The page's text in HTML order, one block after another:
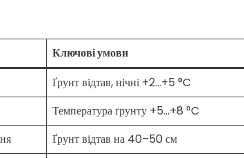
Ключові умови
Ґрунт відтав, нічні +2…+5 °C
Температура ґрунту +5…+8 °C
Ґрунт відтав на 40–50 см